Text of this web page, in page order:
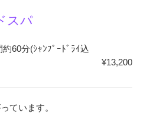
スパ
60分(ｼｬﾝﾌﾟｰﾄﾞﾗｲ込
¥13,200
ています。